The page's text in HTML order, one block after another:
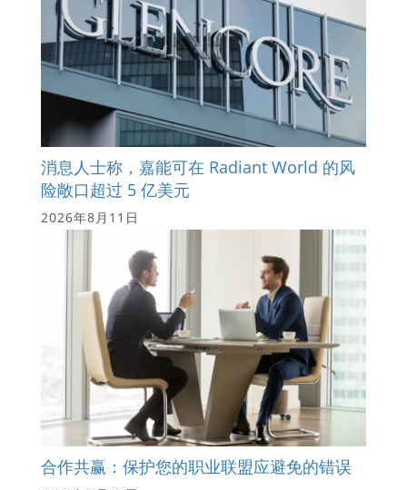
消息人士称，嘉能可在 Radiant World 的风
险敞口超过 5 亿美元
2026年8月11日
合作共赢：保护您的职业联盟应避免的错误